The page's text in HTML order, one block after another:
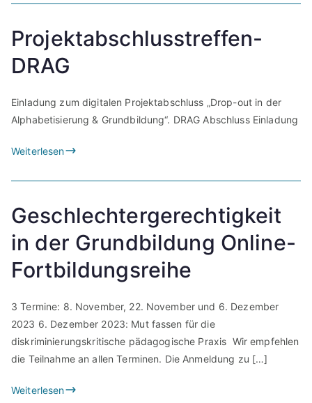
Projektabschlusstreffen-
DRAG
Einladung zum digitalen Projektabschluss „Drop-out in der
Alphabetisierung & Grundbildung“. DRAG Abschluss Einladung
Weiterlesen
Geschlechtergerechtigkeit
in der Grundbildung Online-
Fortbildungsreihe
3 Termine: 8. November, 22. November und 6. Dezember
2023 6. Dezember 2023: Mut fassen für die
diskriminierungskritische pädagogische Praxis Wir empfehlen
die Teilnahme an allen Terminen. Die Anmeldung zu […]
Weiterlesen